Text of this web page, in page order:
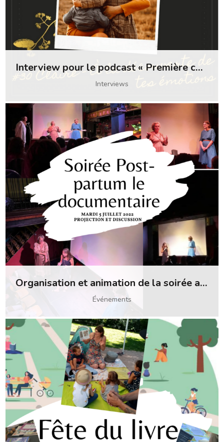
Interview pour le podcast « Première couche »
Interviews
Organisation et animation de la soirée autour de Post-partum, le documentaire
Événements